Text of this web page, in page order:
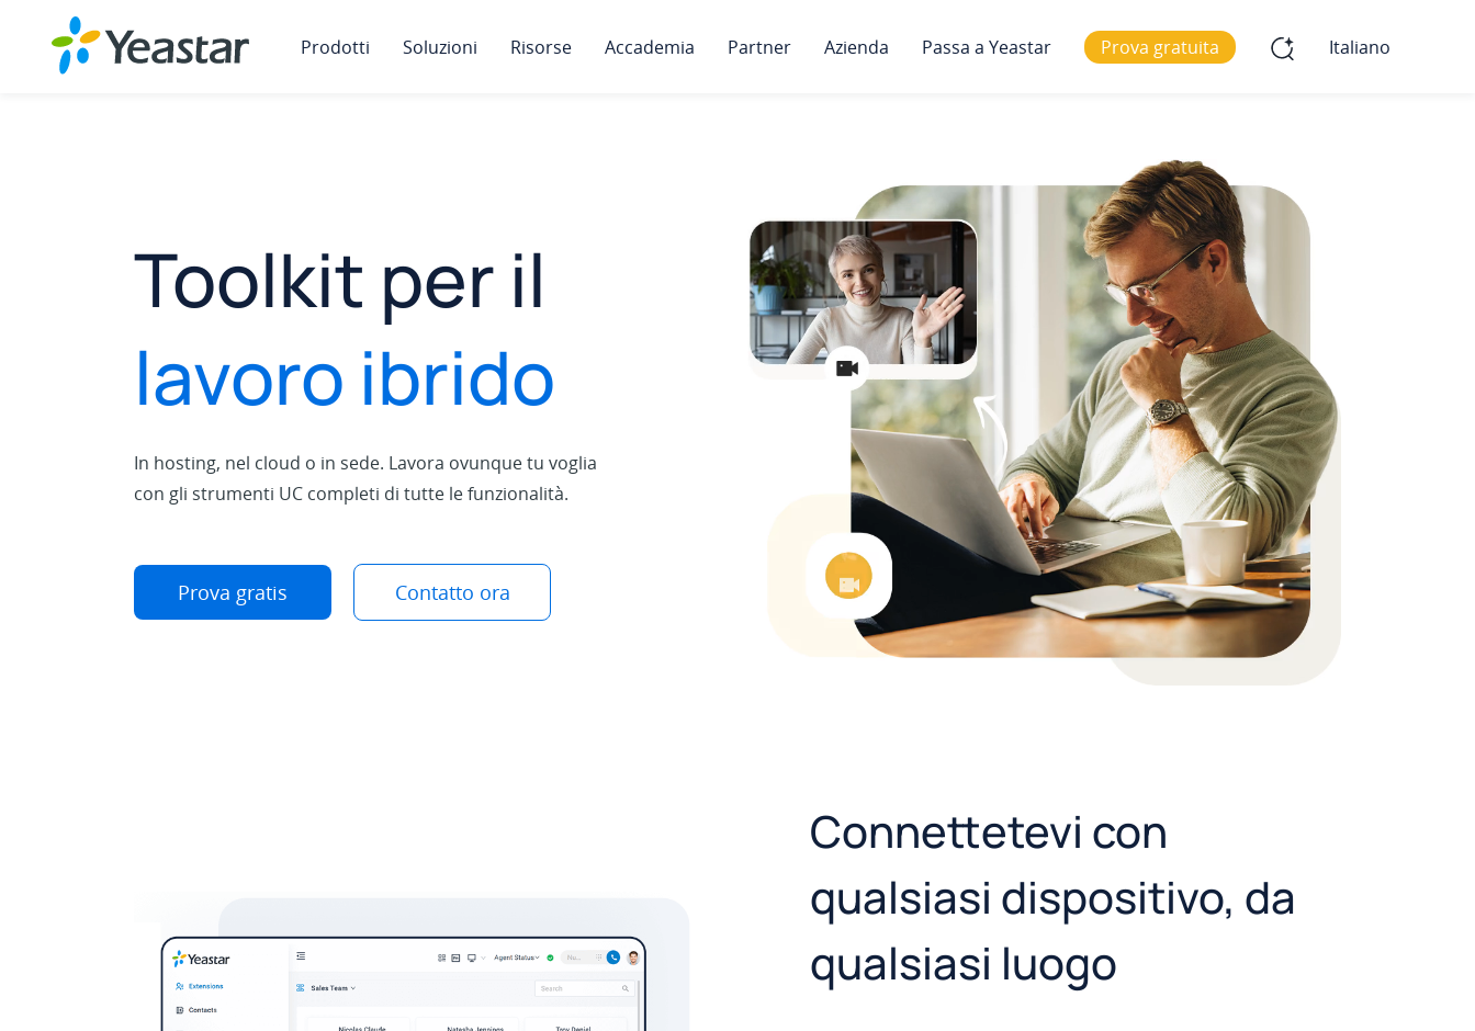
Prodotti Soluzioni Risorse Accademia Partner Azienda Passa a Yeastar Prova gratuita Italiano
Toolkit per il
lavoro ibrido
In hosting, nel cloud o in sede. Lavora ovunque tu voglia
con gli strumenti UC completi di tutte le funzionalità.
Prova gratis Contatto ora
Connettetevi con
qualsiasi dispositivo, da
qualsiasi luogo